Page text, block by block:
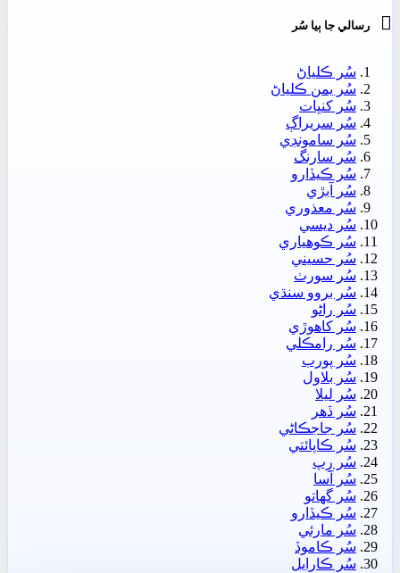
 رسالي جا ٻيا سُر
سُر ڪلياڻ
سُر يمن ڪلياڻ
سُر کنڀات
سُر سريراڳ
سُر سامونڊي
سُر سارنگ
سُر ڪيڏارو
سُر آبڙي
سُر معذوري
سُر ديسي
سُر ڪوھياري
سُر حسيني
سُر سورٺ
سُر بروو سنڌي
سُر راڻو
سُر کاھوڙي
سُر رامڪلي
سُر پورب
سُر بلاول
سُر ليلا
سُر ڏھر
سُر جاجڪاڻي
سُر ڪاپائتي
سُر رِپ
سُر آسا
سُر گهاتو
سُر ڪيڏارو
سُر مارئي
سُر ڪاموڏ
سُر ڪارايل